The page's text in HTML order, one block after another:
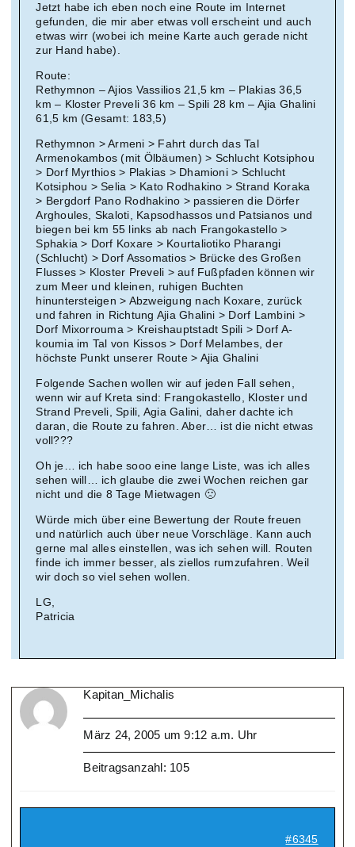
Jetzt habe ich eben noch eine Route im Internet
gefunden, die mir aber etwas voll erscheint und auch
etwas wirr (wobei ich meine Karte auch gerade nicht
zur Hand habe).
Route:
Rethymnon – Ajios Vassilios 21,5 km – Plakias 36,5
km – Kloster Preveli 36 km – Spili 28 km – Ajia Ghalini
61,5 km (Gesamt: 183,5)
Rethymnon > Armeni > Fahrt durch das Tal
Armenokambos (mit Ölbäumen) > Schlucht Kotsiphou
> Dorf Myrthios > Plakias > Dhamioni > Schlucht
Kotsiphou > Selia > Kato Rodhakino > Strand Koraka
> Bergdorf Pano Rodhakino > passieren die Dörfer
Arghoules, Skaloti, Kapsodhassos und Patsianos und
biegen bei km 55 links ab nach Frangokastello >
Sphakia > Dorf Koxare > Kourtaliotiko Pharangi
(Schlucht) > Dorf Assomatios > Brücke des Großen
Flusses > Kloster Preveli > auf Fußpfaden können wir
zum Meer und kleinen, ruhigen Buchten
hinuntersteigen > Abzweigung nach Koxare, zurück
und fahren in Richtung Ajia Ghalini > Dorf Lambini >
Dorf Mixorrouma > Kreishauptstadt Spili > Dorf A-
koumia im Tal von Kissos > Dorf Melambes, der
höchste Punkt unserer Route > Ajia Ghalini
Folgende Sachen wollen wir auf jeden Fall sehen,
wenn wir auf Kreta sind: Frangokastello, Kloster und
Strand Preveli, Spili, Agia Galini, daher dachte ich
daran, die Route zu fahren. Aber… ist die nicht etwas
voll???
Oh je… ich habe sooo eine lange Liste, was ich alles
sehen will… ich glaube die zwei Wochen reichen gar
nicht und die 8 Tage Mietwagen 🙁
Würde mich über eine Bewertung der Route freuen
und natürlich auch über neue Vorschläge. Kann auch
gerne mal alles einstellen, was ich sehen will. Routen
finde ich immer besser, als ziellos rumzufahren. Weil
wir doch so viel sehen wollen.
LG,
Patricia
Kapitan_Michalis
März 24, 2005 um 9:12 a.m. Uhr
Beitragsanzahl: 105
#6345